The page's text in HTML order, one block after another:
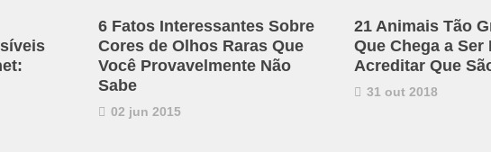
6 Fatos Interessantes Sobre
Cores de Olhos Raras Que
Você Provavelmente Não
Sabe
02 jun 2015
21 Animais Tão
Que Chega a Ser
Acreditar Que
31 out 2018